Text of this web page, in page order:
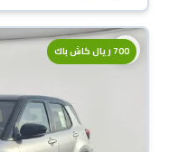
700 ريال كاش باك